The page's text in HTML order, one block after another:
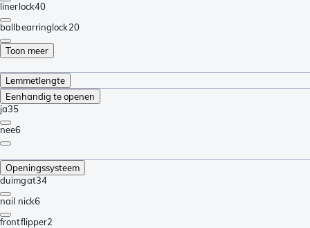
linerlock40
ballbearringlock20
Toon meer
Lemmetlengte
Eenhandig te openen
ja35
nee6
Openingssysteem
duimgat34
nail nick6
frontflipper2